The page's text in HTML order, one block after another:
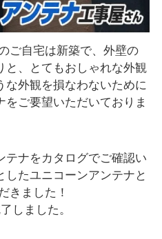
ご自宅は新築で、外壁の
と、とてもおしゃれな外観
な外観を損なわないために
ご要望いただいておりま
テナをカタログでご確認い
たユニコーンアンテナと
きました！
しました。